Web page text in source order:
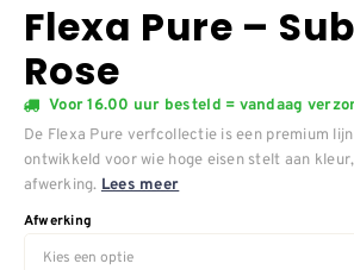
Flexa Pure –
Rose
Voor 16.00 uur besteld = vandaag
De Flexa Pure verfcollectie is een premium
ontwikkeld voor wie hoge eisen stelt aan
afwerking. Lees meer
Afwerking